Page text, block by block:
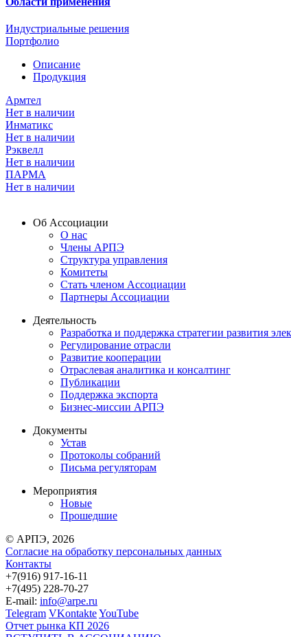
Индустриальные решения
Портфолио
Описание
Продукция
Армтел
Нет в наличии
Инматикс
Нет в наличии
Рэквелл
Нет в наличии
ПАРМА
Нет в наличии
Об Ассоциации
О нас
Члены АРПЭ
Структура управления
Комитеты
Стать членом Ассоциации
Партнеры Ассоциации
Деятельность
Разработка и поддержка стратегии развития
Регулирование отрасли
Развитие кооперации
Отраслевая аналитика и консалтинг
Публикации
Поддержка экспорта
Бизнес-миссии АРПЭ
Документы
Устав
Протоколы собраний
Письма регуляторам
Мероприятия
Новые
Прошедшие
© АРПЭ, 2026
Согласие на обработку персональных данных
Контакты
+7(916) 917-16-11
+7(495) 228-70-27
E-mail: info@arpe.ru
Telegram VKontakteYouTube
Отчет рынка КП 2026